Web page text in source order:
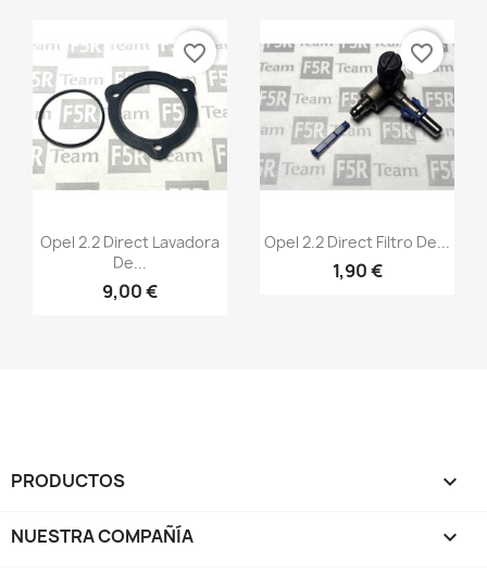
 Vista rápida
Opel 2.2 Direct Lavadora
De...
9,00 €
favorite_border
Vista rápida
Opel 2.2 Direct Filtro De...
1,90 €
favorite_border
PRODUCTOS 
NUESTRA COMPAÑÍA 